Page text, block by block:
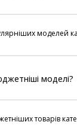
моделей
моделі?
товарів